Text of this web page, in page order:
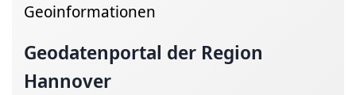
Geoinformationen
Geodatenportal der Region
Hannover